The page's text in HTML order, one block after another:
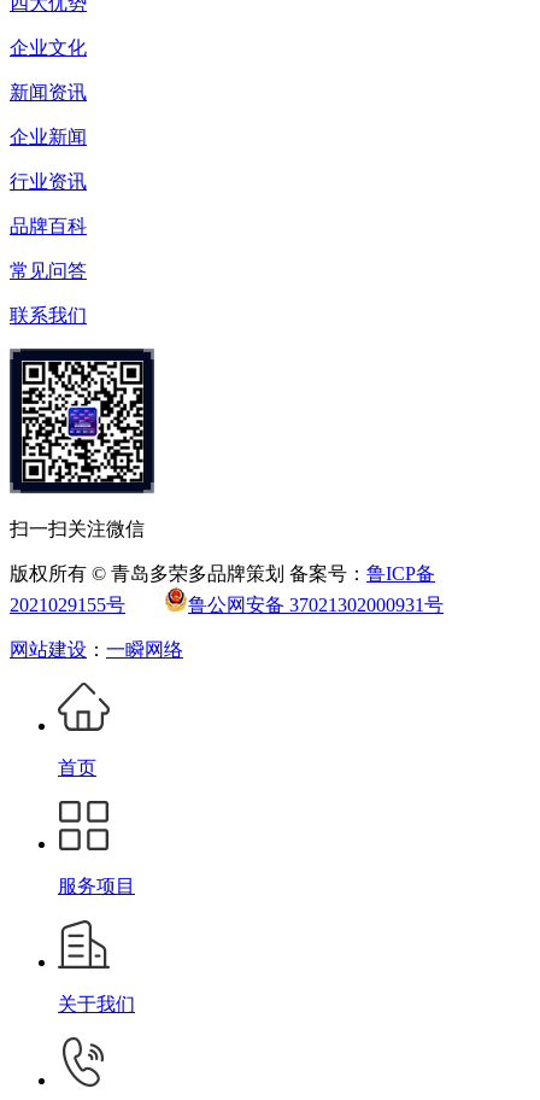
企业文化
新闻资讯
企业新闻
行业资讯
品牌百科
常见问答
联系我们
扫一扫关注微信
版权所有 © 青岛多荣多品牌策划 备案号： 鲁ICP备
2021029155号
鲁公网安备 37021302000931号
网站建设 ： 一瞬网络
首页
服务项目
关于我们